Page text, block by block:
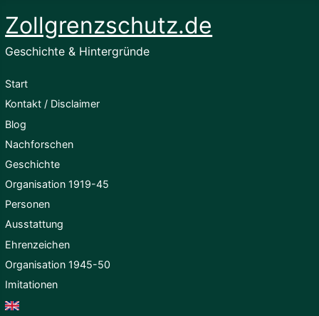
Zollgrenzschutz.de
Geschichte & Hintergründe
Start
Kontakt / Disclaimer
Blog
Nachforschen
Geschichte
Organisation 1919-45
Personen
Ausstattung
Ehrenzeichen
Organisation 1945-50
Imitationen
English